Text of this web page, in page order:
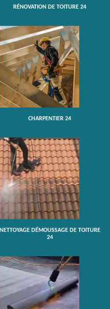
RÉNOVATION DE TOITURE 24
CHARPENTIER 24
NETTOYAGE DÉMOUSSAGE DE TOITURE
24